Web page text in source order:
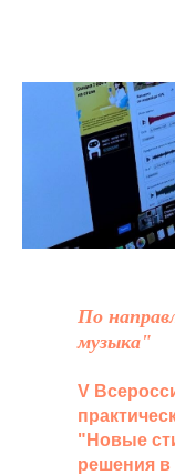
По
музыка"
V
"Новые
решения в